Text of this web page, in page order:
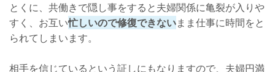
とくに、共働きで隠し事をすると夫婦関係に亀裂が入りや
すく、お互い忙しいので修復できないまま仕事に時間をと
られてしまいます。
相手を信じているという証しにもなりますので、夫婦円満